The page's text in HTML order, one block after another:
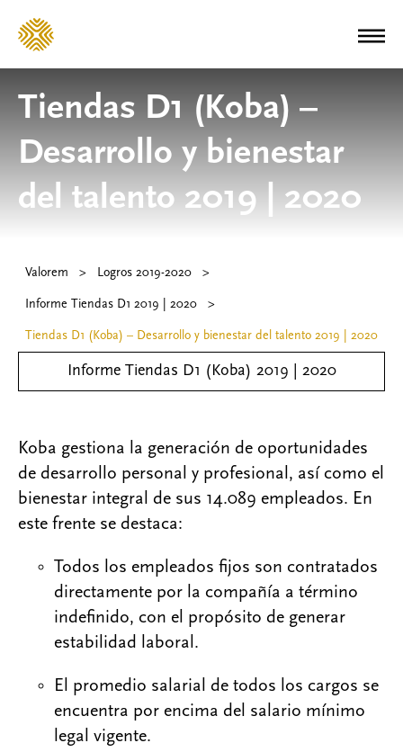
Tiendas D1 (Koba) –
Desarrollo y bienestar
del talento 2019 | 2020
Valorem > Logros 2019-2020 >
Informe Tiendas D1 2019 | 2020 >
Tiendas D1 (Koba) – Desarrollo y bienestar del talento 2019 | 2020
Informe Tiendas D1 (Koba) 2019 | 2020
Koba gestiona la generación de oportunidades
de desarrollo personal y profesional, así como el
bienestar integral de sus 14.089 empleados. En
este frente se destaca:
Todos los empleados fijos son contratados
directamente por la compañía a término
indefinido, con el propósito de generar
estabilidad laboral.
El promedio salarial de todos los cargos se
encuentra por encima del salario mínimo
legal vigente.